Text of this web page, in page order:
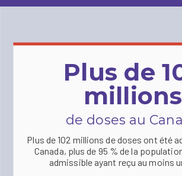
Plus de
millions
de doses au
Plus de 102 millions de doses ont été
Canada, plus de 95 % de la
admissible ayant reçu au moins